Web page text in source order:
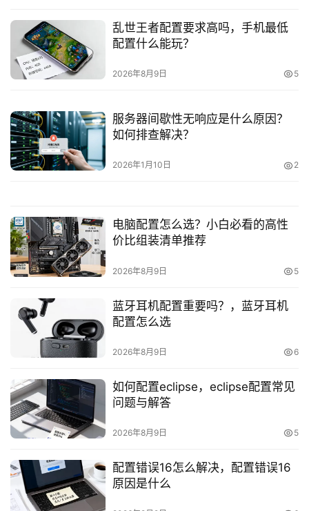
产
品
与
互
联
动
态
我
乱世王者配置要求高吗，手机最低
配置什么能玩？
2026年8月9日 5
服务器间歇性无响应是什么原因？
如何排查解决？
2026年1月10日 2
电脑配置怎么选？小白必看的高性
价比组装清单推荐
2026年8月9日 5
蓝牙耳机配置重要吗？，蓝牙耳机
配置怎么选
2026年8月9日 6
如何配置eclipse，eclipse配置常见
问题与解答
2026年8月9日 5
配置错误16怎么解决，配置错误16
原因是什么